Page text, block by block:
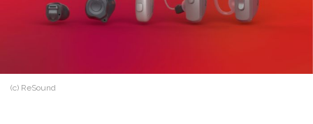
(c) ReSound